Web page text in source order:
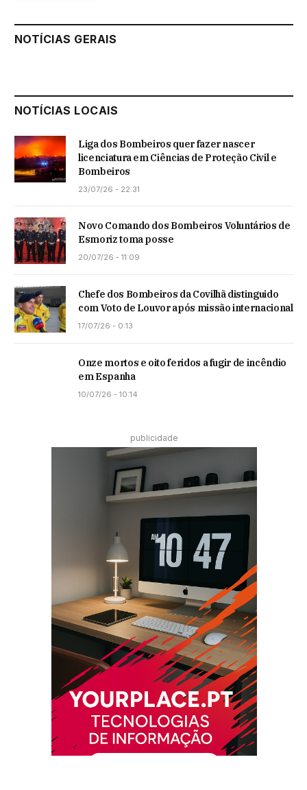
NOTÍCIAS GERAIS
NOTÍCIAS LOCAIS
Liga dos Bombeiros quer fazer nascer
licenciatura em Ciências de Proteção Civil e
Bombeiros
23/07/26 - 22:31
Novo Comando dos Bombeiros Voluntários de
Esmoriz toma posse
20/07/26 - 11:09
Chefe dos Bombeiros da Covilhã distinguido
com Voto de Louvor após missão internacional
17/07/26 - 0:13
Onze mortos e oito feridos a fugir de incêndio
em Espanha
10/07/26 - 10:14
publicidade